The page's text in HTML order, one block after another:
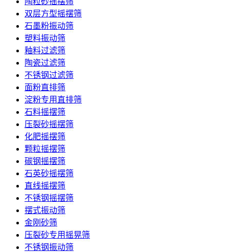
双层方型摇摆筛
石墨粉振动筛
塑料振动筛
釉料过滤筛
陶瓷过滤筛
不锈钢过滤筛
面粉直排筛
淀粉专用直排筛
石料摇摆筛
压裂砂摇摆筛
化肥摇摆筛
颗粒摇摆筛
碳钢摇摆筛
石英砂摇摆筛
直线摇摆筛
不锈钢摇摆筛
摆式振动筛
金刚砂筛
压裂砂专用摇晃筛
不锈钢振动筛